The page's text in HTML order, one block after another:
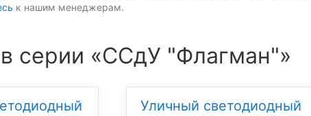
к нашим менеджерам.
серии «ССдУ "Флагман"»
Уличный светодиодный